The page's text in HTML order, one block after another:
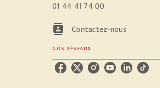
01 44 41 74 00
contacts Contactez-nous
NOS RÉSEAUX